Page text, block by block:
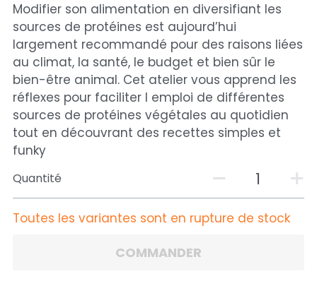
Modifier son alimentation en diversifiant les
sources de protéines est aujourd’hui
largement recommandé pour des raisons liées
au climat, la santé, le budget et bien sûr le
bien-être animal. Cet atelier vous apprend les
réflexes pour faciliter l emploi de différentes
sources de protéines végétales au quotidien
tout en découvrant des recettes simples et
funky
Quantité
Toutes les variantes sont en rupture de stock
COMMANDER